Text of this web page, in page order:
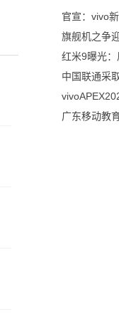
官宣：vivo
旗舰机之争
红米9曝光
中国联通采
广东移动教